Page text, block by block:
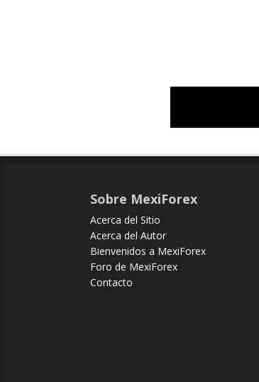
Sobre MexiForex
Acerca del Sitio
Acerca del Autor
Bienvenidos a MexiForex
Foro de MexiForex
Contacto